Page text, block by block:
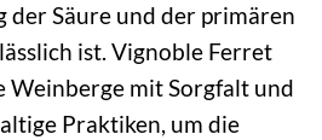
der Säure und der primären
ist. Vignoble Ferret
Weinberge mit Sorgfalt und
Praktiken, um die